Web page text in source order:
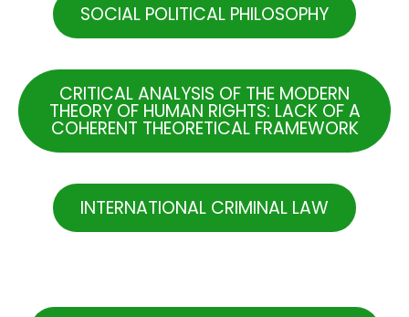
SOCIAL POLITICAL PHILOSOPHY
CRITICAL ANALYSIS OF THE MODERN
THEORY OF HUMAN RIGHTS: LACK OF A
COHERENT THEORETICAL FRAMEWORK
INTERNATIONAL CRIMINAL LAW